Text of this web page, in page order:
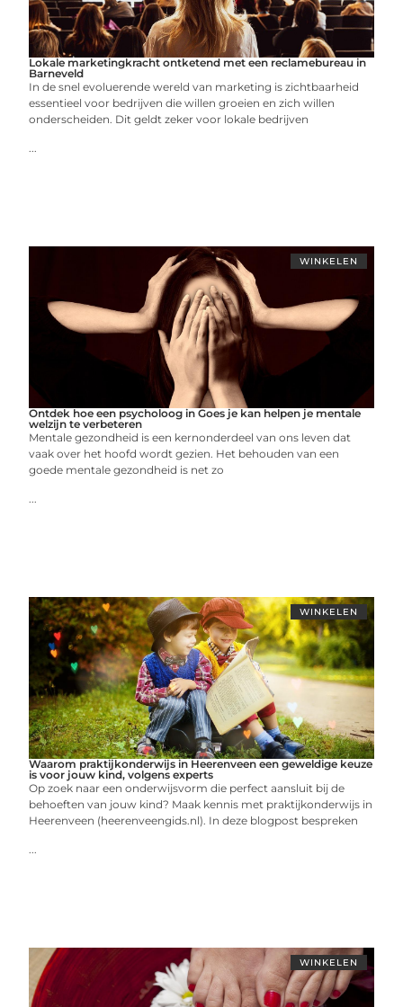
Lokale marketingkracht ontketend met een reclamebureau in
Barneveld
In de snel evoluerende wereld van marketing is zichtbaarheid
essentieel voor bedrijven die willen groeien en zich willen
onderscheiden. Dit geldt zeker voor lokale bedrijven
...
WINKELEN
Ontdek hoe een psycholoog in Goes je kan helpen je mentale
welzijn te verbeteren
Mentale gezondheid is een kernonderdeel van ons leven dat
vaak over het hoofd wordt gezien. Het behouden van een
goede mentale gezondheid is net zo
...
WINKELEN
Waarom praktijkonderwijs in Heerenveen een geweldige keuze
is voor jouw kind, volgens experts
Op zoek naar een onderwijsvorm die perfect aansluit bij de
behoeften van jouw kind? Maak kennis met praktijkonderwijs in
Heerenveen (heerenveengids.nl). In deze blogpost bespreken
...
WINKELEN